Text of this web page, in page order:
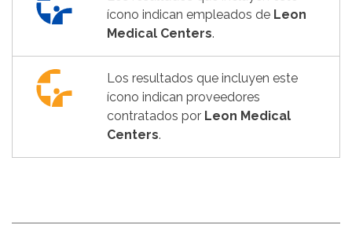
ícono indican empleados de Leon
Medical Centers.
Los resultados que incluyen este
ícono indican proveedores
contratados por Leon Medical
Centers.